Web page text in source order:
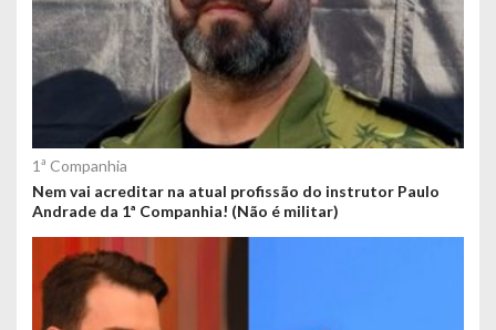
1ª Companhia
Nem vai acreditar na atual profissão do instrutor Paulo
Andrade da 1ª Companhia! (Não é militar)